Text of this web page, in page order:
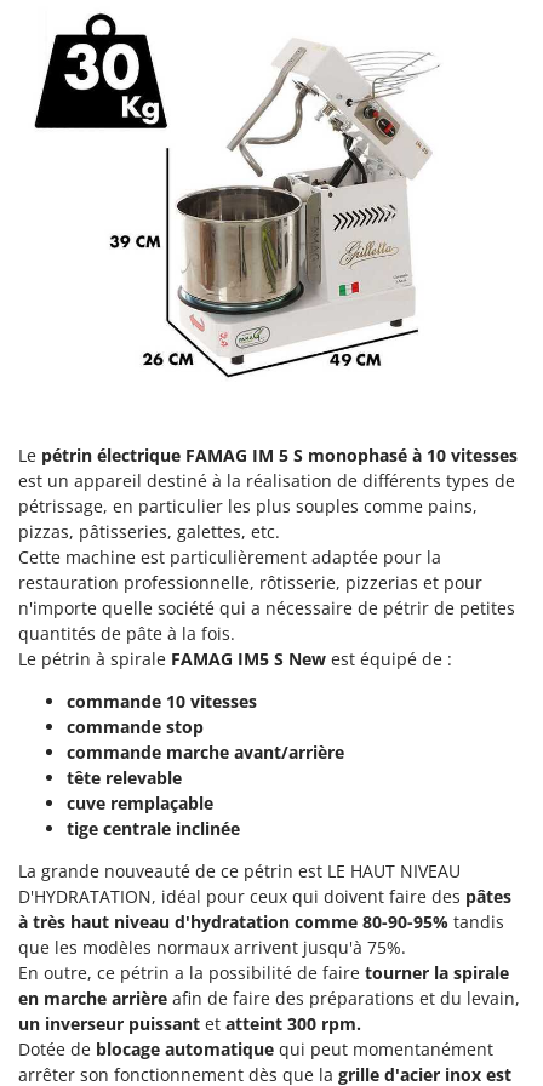
Machines pour la transformation des fruits
Machines sous vide
Motobineuses
Motoculteurs
Motofaucheuses
Motopompes pour irrigation
Moulins à céréales électriques
Moulins à farine
Nettoyeurs et Balais à vapeur
Nettoyeurs haute pression
P
Peignes vibreurs et Secoueurs à olives
Pelles rétros pour tracteur
Perches Élagueuses
Pétrins à Spirale
Piscines
Planteuses de pommes de terre pour tracteur
Plateaux de coupe pour tracteur
Plumeuses
Pompes d'irrigation à tracteur
Pompes de transfert
Pompes immergées électriques
Postes à souder
Poussoirs à saucisse
Presses à pellets
Pressoirs à fruits
Pressoirs à Raisin
Famur
FARMER
FBC
Ferrari Group
Flymo
Fontana Forni
Forest Master
Francini
G
G3 Ferrari
Gardena
Garofalo
GeoTech
GeoTech Pro
Gierre
Gipeco
Girmi
GRAEF
Gre
GreenBay
Greenworks
Le pétrin électrique FAMAG IM 5 S monophasé à 10 vitesses
est un appareil destiné à la réalisation de différents types de
pétrissage, en particulier les plus souples comme pains,
pizzas, pâtisseries, galettes, etc.
Cette machine est particulièrement adaptée pour la
restauration professionnelle, rôtisserie, pizzerias et pour
n'importe quelle société qui a nécessaire de pétrir de petites
quantités de pâte à la fois.
Le pétrin à spirale FAMAG IM5 S New est équipé de :
commande 10 vitesses
commande stop
commande marche avant/arrière
tête relevable
cuve remplaçable
tige centrale inclinée
La grande nouveauté de ce pétrin est LE HAUT NIVEAU
D'HYDRATATION, idéal pour ceux qui doivent faire des pâtes
à très haut niveau d'hydratation comme 80-90-95% tandis
que les modèles normaux arrivent jusqu'à 75%.
En outre, ce pétrin a la possibilité de faire tourner la spirale
en marche arrière afin de faire des préparations et du levain,
un inverseur puissant et atteint 300 rpm.
Dotée de blocage automatique qui peut momentanément
arrêter son fonctionnement dès que la grille d'acier inox est